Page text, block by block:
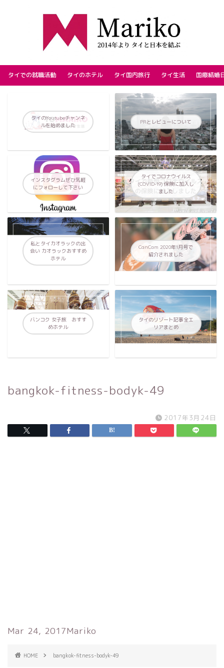
タイでの就職活動 タイのホテル タイ国内旅行 タイ生活 国際結婚
タイのYoutubeチャンネ
ルを始めました
PRとレビューについて
インスタグラムぜひ気軽
にフォローして下さい
タイでコロナウイルス
(COVID-19) 保険に加入し
ました
私とタイカオラックの出
会い カオラックおすすめ
ホテル
CanCam 2020年1月号で
紹介されました
バンコク 女子旅 おすす
めホテル
タイのリゾート記事全エ
リアまとめ
bangkok-fitness-bodyk-49
2017年3月24日
Mar 24, 2017Mariko
HOME bangkok-fitness-bodyk-49